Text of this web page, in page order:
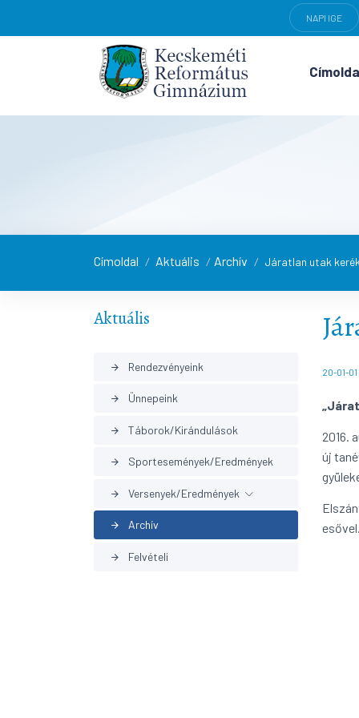
NAPI IGE
Címoldal / Aktuális / Archív / Járatlan utak
Aktuális
arrow_forward Rendezvényeink
arrow_forward Ünnepeink
arrow_forward Táborok/Kirándulások
arrow_forward Sportesemények/Eredmények
arrow_forward Versenyek/Eredmények
Korábbi eredmények
arrow_forward Archív
arrow_forward Felvételi
20-01-
2016.
új
esővel.